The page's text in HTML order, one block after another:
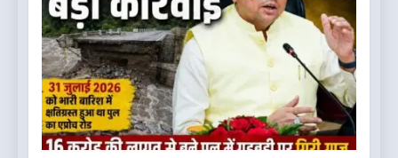
5
कृष्णा हाउसकीपिंग के मालिक दीपक
जायसवाल विनोद नौटियाल आदि पर